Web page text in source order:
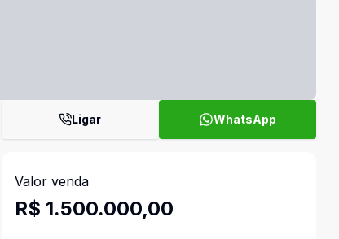
Ligar WhatsApp
Valor venda
R$ 1.500.000,00